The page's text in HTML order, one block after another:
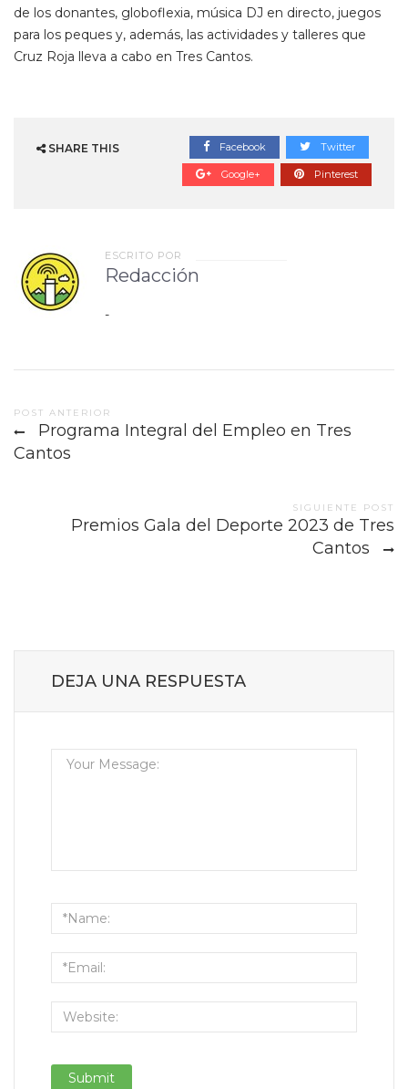
de los donantes, globoflexia, música DJ en directo, juegos
para los peques y, además, las actividades y talleres que
Cruz Roja lleva a cabo en Tres Cantos.
SHARE THIS Facebook Twitter
Google+ Pinterest
ESCRITO POR
Redacción
-
Post
navigation
POST ANTERIOR
Programa Integral del Empleo en Tres
Cantos
SIGUIENTE POST
Premios Gala del Deporte 2023 de Tres
Cantos
DEJA UNA RESPUESTA